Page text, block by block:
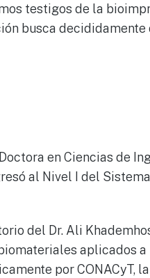
testigos de la
busca decididamente
en Ciencias de
al Nivel I del
del Dr. Ali
aplicados
por CONACyT,